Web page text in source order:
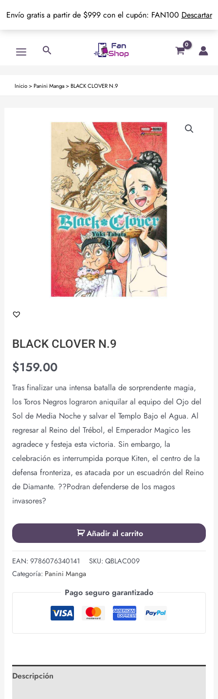
Envío gratis a partir de $999 con el cupón: FAN100 Descartar
Menu
Buscar
Inicio> Panini Manga> BLACK CLOVER N.9
BLACK CLOVER N.9
$159.00
Tras finalizar una intensa batalla de sorprendente magia,
los Toros Negros lograron aniquilar al equipo del Ojo del
Sol de Media Noche y salvar el Templo Bajo el Agua. Al
regresar al Reino del Trébol, el Emperador Magico les
agradece y festeja esta victoria. Sin embargo, la
celebración es interrumpida porque Kiten, el centro de la
defensa fronteriza, es atacada por un escuadrón del Reino
de Diamante. ??Podran defenderse de los magos
invasores?
Añadir al carrito
EAN: 9786076340141 SKU: QBLAC009
Categoría: Panini Manga
Pago seguro garantizado
Descripción